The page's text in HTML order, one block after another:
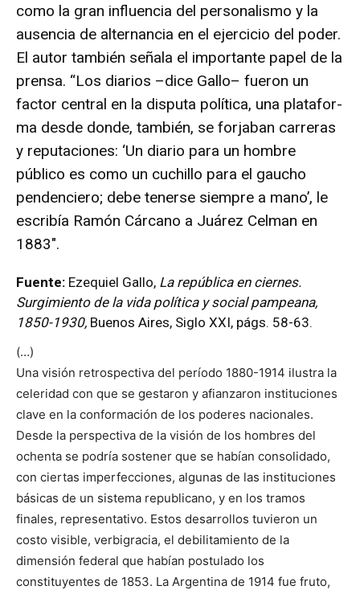
como la gran influencia del personalismo y la
ausencia de alternancia en el ejercicio del poder.
El autor también señala el importante papel de la
prensa. “Los dia­rios –dice Gallo– fueron un
factor central en la disputa política, una platafor­
ma desde donde, también, se forjaban carreras
y reputaciones: ‘Un diario para un hombre
público es como un cuchillo para el gaucho
pendenciero; debe tenerse siempre a mano’, le
escribía Ramón Cárcano a Juárez Celman en
1883″.
Fuente: Ezequiel Gallo, La república en ciernes.
Surgimiento de la vida política y social pampeana,
1850-1930, Buenos Aires, Siglo XXI, págs. 58-63.
(…)
Una visión retrospectiva del período 1880-1914 ilustra la
celeridad con que se gestaron y afianzaron instituciones
clave en la conformación de los poderes nacionales.
Desde la perspectiva de la visión de los hombres del
ochenta se podría sostener que se habían consolidado,
con ciertas imperfecciones, algunas de las instituciones
básicas de un sistema republicano, y en los tramos
finales, representativo. Estos desarrollos tuvieron un
costo visible, verbigracia, el debilitamiento de la
dimensión federal que habían postulado los
constituyentes de 1853. La Argentina de 1914 fue fruto,